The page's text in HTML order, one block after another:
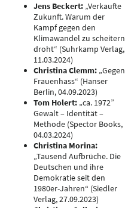
Jens Beckert: „Verkaufte
Zukunft. Warum der
Kampf gegen den
Klimawandel zu scheitern
droht“ (Suhrkamp Verlag,
11.03.2024)
Christina Clemm: „Gegen
Frauenhass“ (Hanser
Berlin, 04.09.2023)
Tom Holert: „ca. 1972”
Gewalt – Identität –
Methode (Spector Books,
04.03.2024)
Christina Morina:
„Tausend Aufbrüche. Die
Deutschen und ihre
Demokratie seit den
1980er-Jahren“ (Siedler
Verlag, 27.09.2023)